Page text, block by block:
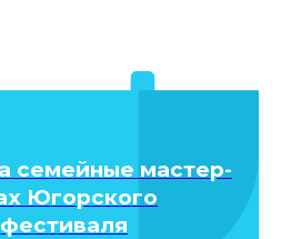
семейные мастер-
Югорского